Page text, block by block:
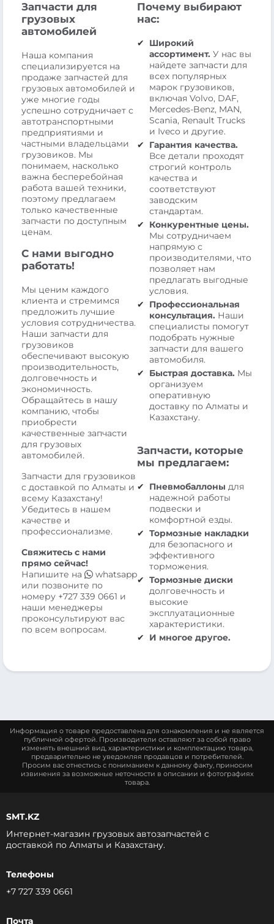
Запчасти для
грузовых
автомобилей
Наша компания
специализируется на
продаже запчастей для
грузовых автомобилей и
уже многие годы
успешно сотрудничает с
автотранспортными
предприятиями и
частными владельцами
грузовиков. Мы
понимаем, насколько
важна бесперебойная
работа вашей техники,
поэтому предлагаем
только качественные
запчасти по доступным
ценам.
С нами выгодно
работать!
Мы ценим каждого
клиента и стремимся
предложить лучшие
условия сотрудничества.
Наши запчасти для
грузовиков
обеспечивают высокую
производительность,
долговечность и
экономичность.
Обращайтесь в нашу
компанию, чтобы
приобрести
качественные запчасти
для грузовых
автомобилей.
Запчасти для грузовиков
с доставкой по Алматы и
всему Казахстану!
Убедитесь в нашем
качестве и
профессионализме.
Свяжитесь с нами
прямо сейчас!
Напишите на
whatsapp
или позвоните по
номеру +727 339 0661 и
наши менеджеры
проконсультируют вас
по всем вопросам.
Почему выбирают
нас:
Широкий
ассортимент. У нас вы
найдете запчасти для
всех популярных
марок грузовиков,
включая Volvo, DAF,
Mercedes-Benz, MAN,
Scania, Renault Trucks
и Iveco и другие.
Гарантия качества.
Все детали проходят
строгий контроль
качества и
соответствуют
заводским
стандартам.
Конкурентные цены.
Мы сотрудничаем
напрямую с
производителями, что
позволяет нам
предлагать выгодные
условия.
Профессиональная
консультация. Наши
специалисты помогут
подобрать нужные
запчасти для вашего
автомобиля.
Быстрая доставка. Мы
организуем
оперативную
доставку по Алматы и
Казахстану.
Запчасти, которые
мы предлагаем:
Пневмобаллоны для
надежной работы
подвески и
комфортной езды.
Тормозные накладки
для безопасного и
эффективного
торможения.
Тормозные диски
долговечность и
высокие
эксплуатационные
характеристики.
И многое другое.
Информация о товаре предоставлена для ознакомления и не является
публичной офертой. Производители оставляют за собой право
изменять внешний вид, характеристики и комплектацию товара,
предварительно не уведомляя продавцов и потребителей.
Просим вас отнестись с пониманием к данному факту, приносим
извинения за возможные неточности в описании и фотографиях
товара.
SMT.KZ
Интернет-магазин грузовых автозапчастей c
доставкой по Алматы и Казахстану.
Телефоны
+7 727 339 0661
Почта